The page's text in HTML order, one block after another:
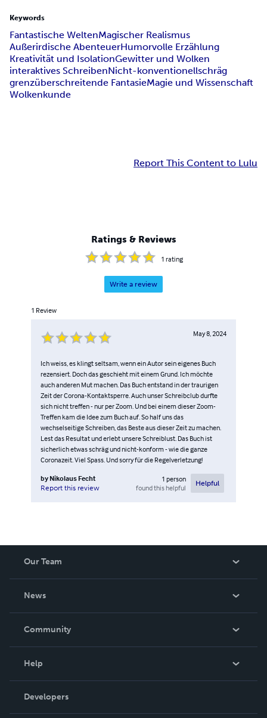
Keywords
Fantastische WeltenMagischer Realismus
Außerirdische AbenteuerHumorvolle Erzählung
Kreativität und IsolationGewitter und Wolken
interaktives SchreibenNicht-konventionellschräg
grenzüberschreitende FantasieMagie und Wissenschaft
Wolkenkunde
Report This Content to Lulu
Ratings & Reviews
1 rating
Write a review
1 Review
May 8, 2024
Ich weiss, es klingt seltsam, wenn ein Autor sein eigenes Buch
rezensiert. Doch das geschieht mit einem Grund. Ich möchte
auch anderen Mut machen. Das Buch entstand in der traurigen
Zeit der Corona-Kontaktsperre. Auch unser Schreibclub durfte
sich nicht treffen - nur per Zoom. Und bei einem dieser Zoom-
Treffen kam die Idee zum Buch auf. So half uns das
wechselseitige Schreiben, das Beste aus dieser Zeit zu machen.
Lest das Resultat und erlebt unsere Schreiblust. Das Buch ist
sicherlich etwas schräg und nicht-konform - wie die ganze
Coronazeit. Viel Spass. Und sorry für die Regelverletzung!
by Nikolaus Fecht
Report this review
1 person
found this helpful
Helpful
Our Team
News
In The News
Community
Podcast
Help
Order Lookup
Knowledge Base
Developers